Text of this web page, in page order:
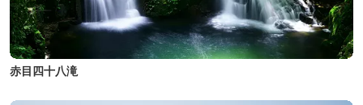
赤目四十八滝